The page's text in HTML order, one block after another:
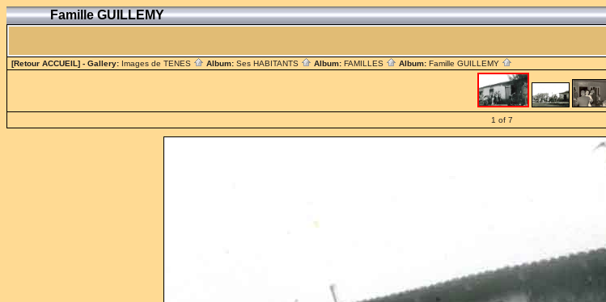
Famille GUILLEMY
[Retour ACCUEIL] - Gallery: Images de TENES Album: Ses HABITANTS Album: FAMILLES Album: Famille GUILLEMY
1 of 7